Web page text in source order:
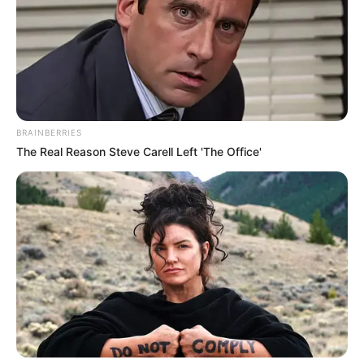
receber o curso de reciclagem.Mas como tivemos
dificuldade em eleger um trabalho para receber
o curso, resolvemos premiar todos os 5 escolhidos
BRAINBERRIES
The Real Reason Steve Carell Left 'The Office'